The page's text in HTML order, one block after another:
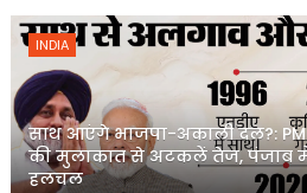
INDIA
साथ आएंगे भाजपा-अकाली दल?:
की मुलाकात से अटकलें तेज, पंजाब
हलचल